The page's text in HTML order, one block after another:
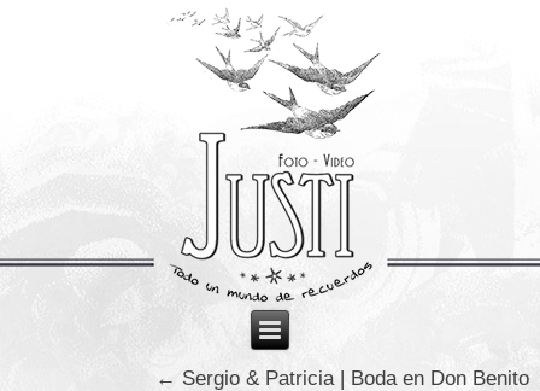
← Sergio & Patricia | Boda en Don Benito